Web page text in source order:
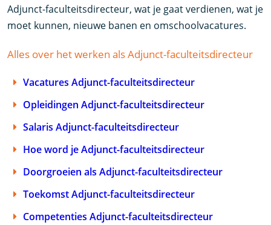
Adjunct-faculteitsdirecteur, wat je gaat verdienen, wat je
moet kunnen, nieuwe banen en omschoolvacatures.
Alles over het werken als Adjunct-faculteitsdirecteur
Vacatures Adjunct-faculteitsdirecteur
Opleidingen Adjunct-faculteitsdirecteur
Salaris Adjunct-faculteitsdirecteur
Hoe word je Adjunct-faculteitsdirecteur
Doorgroeien als Adjunct-faculteitsdirecteur
Toekomst Adjunct-faculteitsdirecteur
Competenties Adjunct-faculteitsdirecteur